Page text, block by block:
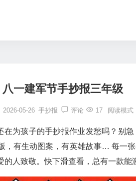
八一建军节手抄报三年级
2026-05-26 手抄报 评论 17 阅读模式
在为孩子的手抄报作业发愁吗？别
，有生动图案，有英雄故事… 每一
人致敬。快下滑查看，总有一款能